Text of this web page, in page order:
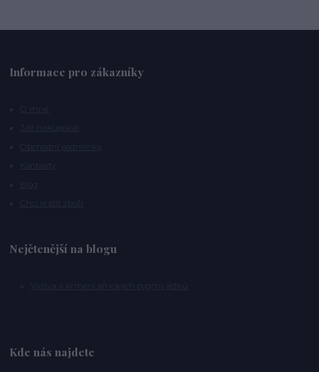
Informace pro zákazníky
Nejčtenější na blogu
Kde nás najdete